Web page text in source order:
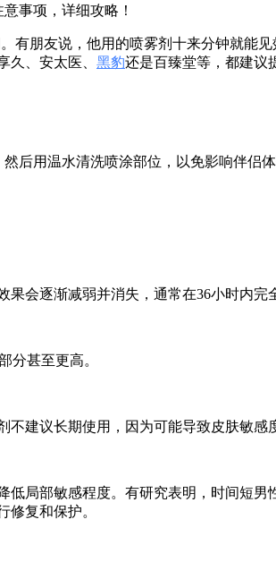
有朋友说，他用的喷雾剂十来分钟就能
、安太医、 黑豹还是百臻堂等，都建议
后用温水清洗喷涂部位，以免影响伴侣体
会逐渐减弱并消失，通常在36小时内完
分甚至更高。
建议长期使用，因为可能导致皮肤敏感
局部敏感程度。有研究表明，时间短
复和保护。